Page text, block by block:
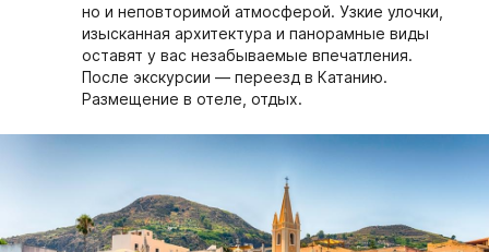
но и неповторимой атмосферой. Узкие улочки,
изысканная архитектура и панорамные виды
оставят у вас незабываемые впечатления.
После экскурсии — переезд в Катанию.
Размещение в отеле, отдых.